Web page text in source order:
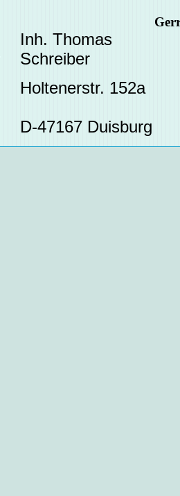
Inh. Thomas
Schreiber
Holtenerstr. 152a
D-47167 Duisburg